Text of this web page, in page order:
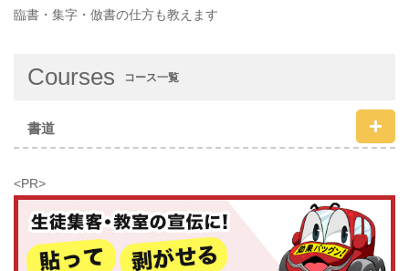
臨書・集字・倣書の仕方も教えます
Courses コース一覧
書道
<PR>